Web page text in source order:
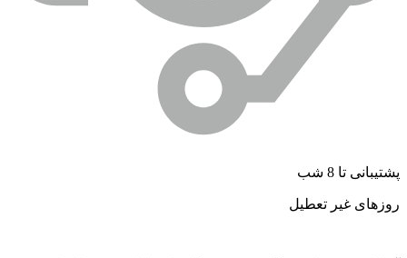
پشتیبانی تا 8 شب
روزهای غیر تعطیل